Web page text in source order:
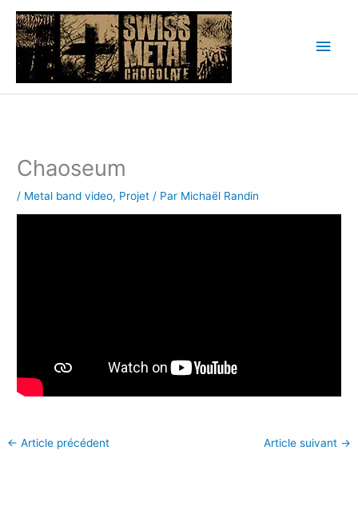
Aller
contenu
Chaoseum
/ Metal band video, Projet / Par Michaël Randin
← Article précédent Article suivant →